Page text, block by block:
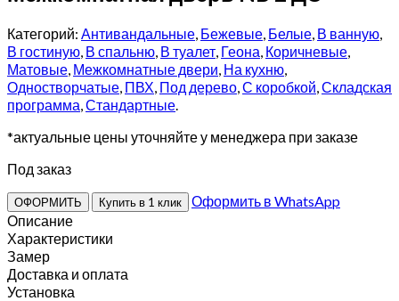
Категорий: Антивандальные, Бежевые, Белые, В ванную,
В гостиную, В спальню, В туалет, Геона, Коричневые,
Матовые, Межкомнатные двери, На кухню,
Одностворчатые, ПВХ, Под дерево,С коробкой,Складская
программа,Стандартные.
*актуальные цены уточняйте у менеджера при заказе
Под заказ
ОФОРМИТЬ Купить в 1 клик
Оформить в WhatsApp
Описание
Характеристики
Замер
Доставка и оплата
Установка